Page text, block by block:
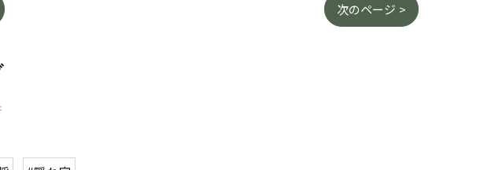
次のページ >